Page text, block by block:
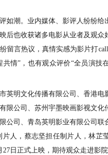
如潮。业内媒体、影评人纷纷给
后也收获诸多电影从业者及观众
留言热议，真情实感为影片打
情”，也有观众评价“全员演技
英明文化传播有限公司、香港电
限公司、苏州宇墨映画影视文化
公司、青岛英明影业有限公司联
人， 蔡志坚担任制片人，林芷
27日 正式上映 ，期待观众走进影